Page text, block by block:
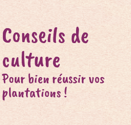
Conseils de
culture
Pour bien réussir vos
plantations !